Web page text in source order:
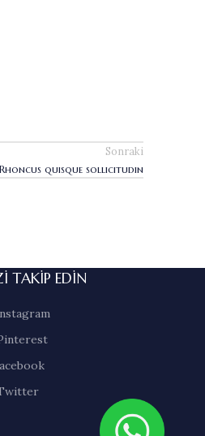
Sonraki
Rhoncus quisque sollicitudin
TAKIP EDIN